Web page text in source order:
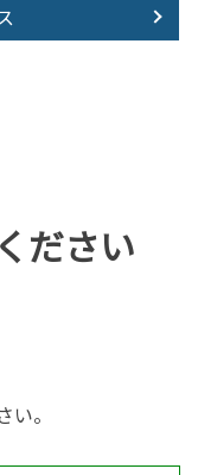
ださい
。